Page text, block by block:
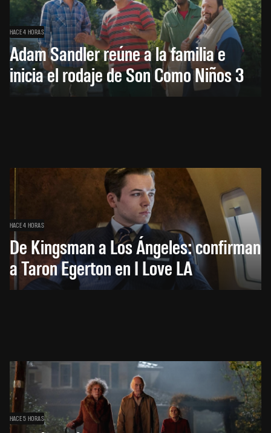
HACE 4 HORAS
Adam Sandler reúne a la familia e
inicia el rodaje de Son Como Niños 3
HACE 4 HORAS
De Kingsman a Los Ángeles: confirman
a Taron Egerton en I Love LA
HACE 5 HORAS